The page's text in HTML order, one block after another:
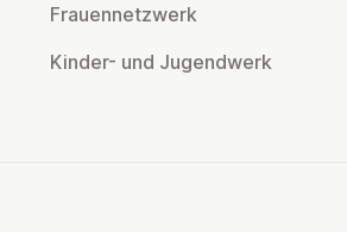
Frau­en­netz­werk
Kinder- und Ju­gend­werk